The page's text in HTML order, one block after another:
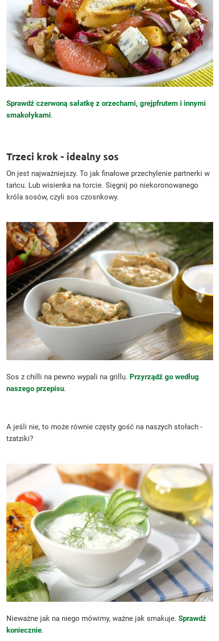
Sprawdź czerwoną sałatkę z orzechami, grejpfrutem i innymi
smakołykami.
Trzeci krok - idealny sos
On jest najważniejszy. To jak finałowe przechylenie partnerki w
tańcu. Lub wisienka na torcie. Sięgnij po niekoronowanego
króla sosów, czyli sos czosnkowy.
Sos z chilli na pewno wypali na grillu. Przyrządź go według
naszego przepisu.
A jeśli nie, to może równie częsty gość na naszych stołach -
tzatziki?
Nieważne jak na niego mówimy, ważne jak smakuje. Sprawdź
koniecznie.